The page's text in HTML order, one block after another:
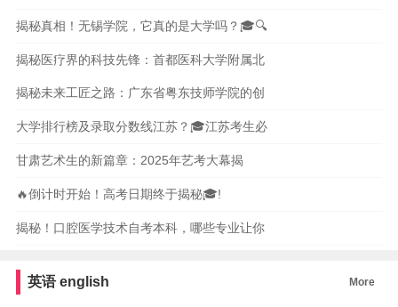
揭秘真相！无锡学院，它真的是大学吗？🎓🔍
揭秘医疗界的科技先锋：首都医科大学附属北
揭秘未来工匠之路：广东省粤东技师学院的创
大学排行榜及录取分数线江苏？🎓江苏考生必
甘肃艺术生的新篇章：2025年艺考大幕揭
🔥倒计时开始！高考日期终于揭秘🎓!
揭秘！口腔医学技术自考本科，哪些专业让你
英语english More